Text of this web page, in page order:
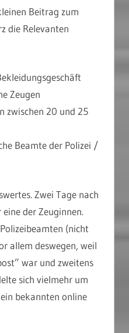
Beitrag zum
die Relevanten
Zeugen
zwischen 20 und 25
Beamte der Polizei /
Zwei Tage nach
der Zeuginnen.
(nicht
allem deswegen, weil
war und zweitens
sich vielmehr um
bekannten online